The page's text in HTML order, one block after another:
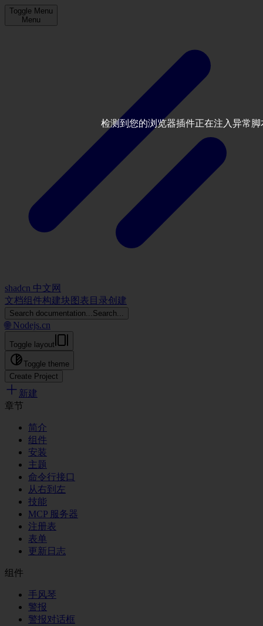
Toggle Menu
Menu
shadcn 中文网
文档组件构建块 图表 目录 创建
Search documentation... Search...
🌐 Nodejs.cn
Toggle layout
Toggle theme
Create Project
新建
章节
简介
组件
安装
主题
命令行接口
从右到左
技能
MCP 服务器
注册表
表单
更新日志
组件
手风琴
警报
警报对话框
检测到您的浏览器插件正在注入异常